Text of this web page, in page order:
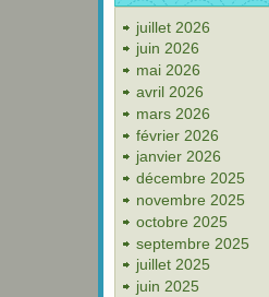
juillet 2026
juin 2026
mai 2026
avril 2026
mars 2026
février 2026
janvier 2026
décembre 2025
novembre 2025
octobre 2025
septembre 2025
juillet 2025
juin 2025